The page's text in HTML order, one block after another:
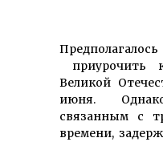
приурочить
Великой
июня.
связанным с
времени,